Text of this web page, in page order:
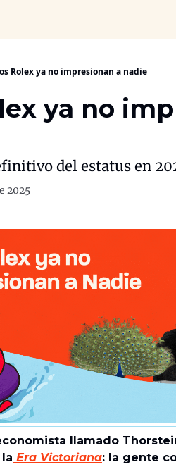
Rolex ya no impresionan a nadie
ya no
del estatus en
2025
llamado
Era Victoriana: la gente